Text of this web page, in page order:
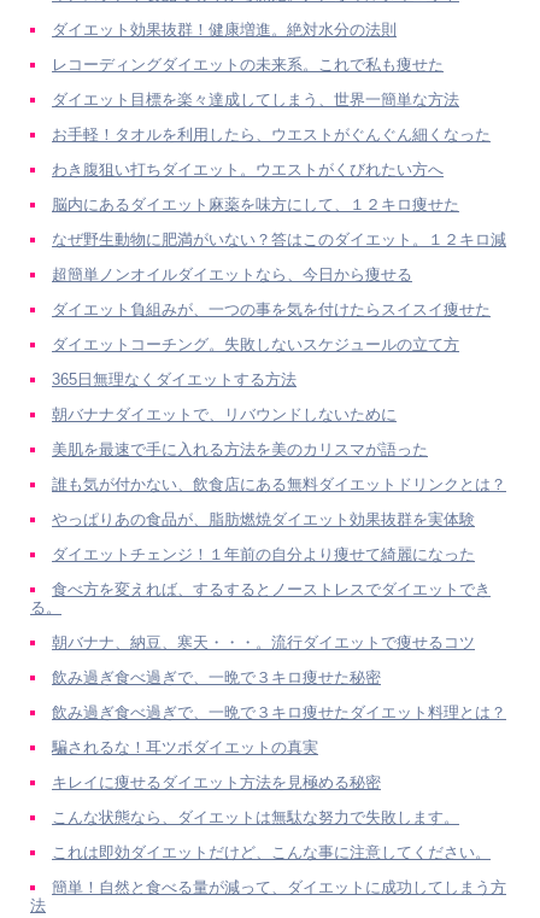
ダイエット効果抜群！健康増進。絶対水分の法則
レコーディングダイエットの未来系。これで私も痩せた
ダイエット目標を楽々達成してしまう、世界一簡単な方法
お手軽！タオルを利用したら、ウエストがぐんぐん細くなった
わき腹狙い打ちダイエット。ウエストがくびれたい方へ
脳内にあるダイエット麻薬を味方にして、１２キロ痩せた
なぜ野生動物に肥満がいない？答はこのダイエット。１２キロ減
超簡単ノンオイルダイエットなら、今日から痩せる
ダイエット負組みが、一つの事を気を付けたらスイスイ痩せた
ダイエットコーチング。失敗しないスケジュールの立て方
365日無理なくダイエットする方法
朝バナナダイエットで、リバウンドしないために
美肌を最速で手に入れる方法を美のカリスマが語った
誰も気が付かない、飲食店にある無料ダイエットドリンクとは？
やっぱりあの食品が、脂肪燃焼ダイエット効果抜群を実体験
ダイエットチェンジ！１年前の自分より痩せて綺麗になった
食べ方を変えれば、するするとノーストレスでダイエットでき
る。
朝バナナ、納豆、寒天・・・。流行ダイエットで痩せるコツ
飲み過ぎ食べ過ぎで、一晩で３キロ痩せた秘密
飲み過ぎ食べ過ぎで、一晩で３キロ痩せたダイエット料理とは？
騙されるな！耳ツボダイエットの真実
キレイに痩せるダイエット方法を見極める秘密
こんな状態なら、ダイエットは無駄な努力で失敗します。
これは即効ダイエットだけど、こんな事に注意してください。
簡単！自然と食べる量が減って、ダイエットに成功してしまう方
法